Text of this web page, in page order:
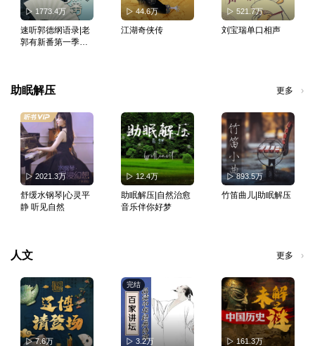
1773.4万
速听郭德纲语录|老
郭有新番第一季精
44.6万
江湖奇侠传
521.7万
刘宝瑞单口相声
助眠解压 更多
2021.3万
舒缓水钢琴|心灵平
静 听见自然
12.4万
助眠解压|自然治愈
音乐伴你好梦
893.5万
竹笛曲儿|助眠解压
人文 更多
7.6万 3.2万
完结
161.3万